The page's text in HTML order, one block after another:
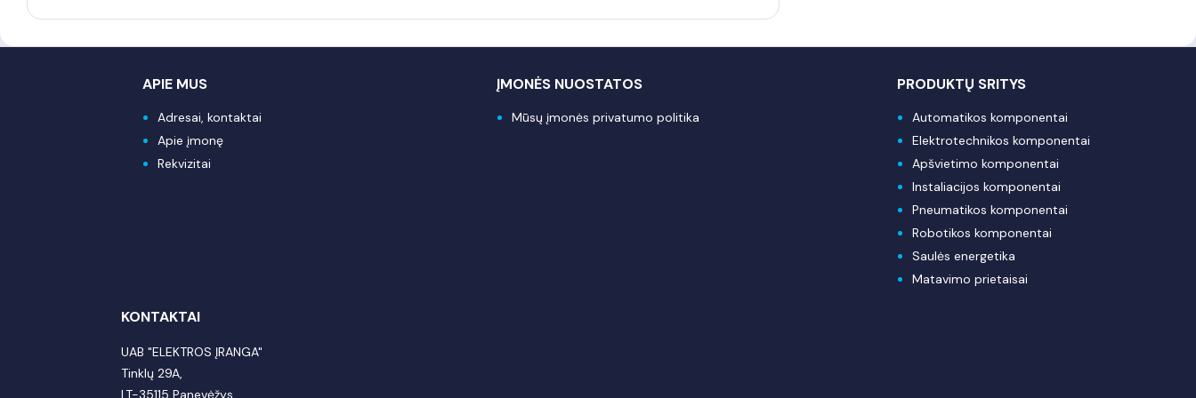
APIE MUS
Adresai, kontaktai
Apie įmonę
Rekvizitai
ĮMONĖS NUOSTATOS
Mūsų įmonės privatumo politika
PRODUKTŲ SRITYS
Automatikos komponentai
Elektrotechnikos komponentai
Apšvietimo komponentai
Instaliacijos komponentai
Pneumatikos komponentai
Robotikos komponentai
Saulės energetika
Matavimo prietaisai
KONTAKTAI
UAB "ELEKTROS ĮRANGA"
Tinklų 29A,
LT-35115 Panevėžys